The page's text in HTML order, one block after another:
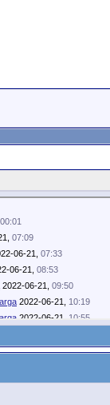
00:01
07:09
06-21, 07:33
06-21, 08:53
2022-06-21, 09:50
2022-06-21, 10:19
2022-06-21, 10:55
från Parga2022-06-21,
Roadtrip från Parga2022-